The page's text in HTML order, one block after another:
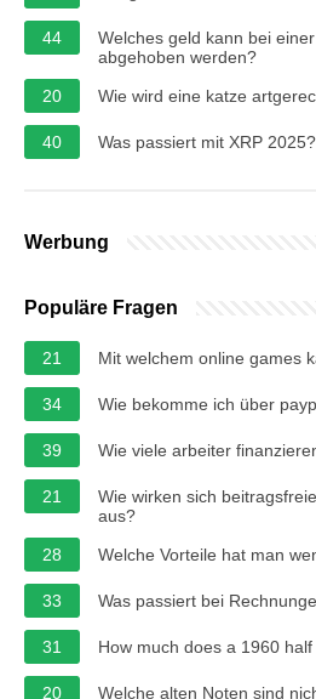
44
Welches geld kann bei
abgehoben werden?
20
Wie wird eine katze
40 Was passiert mit XRP 2025?
Werbung
Populäre Fragen
21 Mit welchem online games
34 Wie bekomme ich über
39 Wie viele arbeiter
21
Wie wirken sich
aus?
28
Welche Vorteile hat man
33 Was passiert bei
31 How much does a 1960
20 Welche alten Noten sind